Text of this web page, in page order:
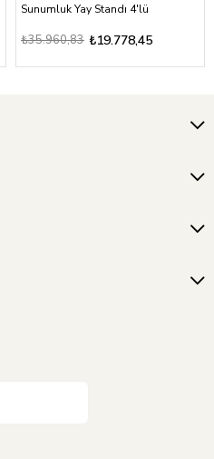
Sunumluk Yay Standı 4'lü
₺19.778,45
₺35.960,83